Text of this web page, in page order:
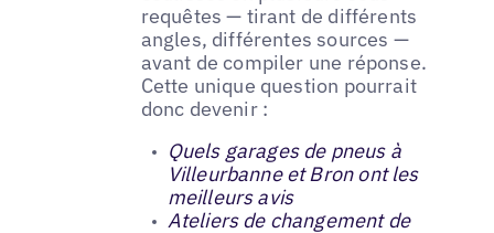
requêtes — tirant de différents
angles, différentes sources —
avant de compiler une réponse.
Cette unique question pourrait
donc devenir :
Quels garages de pneus à
Villeurbanne et Bron ont les
meilleurs avis
Ateliers de changement de